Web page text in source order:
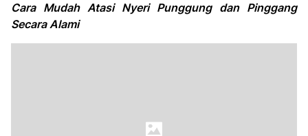
Cara Mudah Atasi Nyeri Punggung dan Pinggang
Secara Alami